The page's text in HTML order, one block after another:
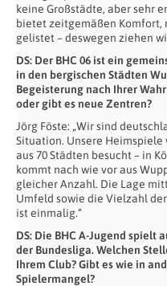
keine Großstädte, aber sehr
bietet zeitgemäßen Komfort,
gelistet – deswegen ziehen
DS: Der BHC 06 ist ein
in den bergischen Städten
Begeisterung nach Ihrer
oder gibt es neue Zentren?
Jörg Föste: „Wir sind
Situation. Unsere
aus 70 Städten besucht – in
kommt nach wie vor aus
gleicher Anzahl. Die Lage
Umfeld sowie die Vielzahl
ist einmalig.“
DS: Die BHC A-Jugend spielt
der Bundesliga. Welchen
Ihrem Club? Gibt es wie in
Spielermangel?